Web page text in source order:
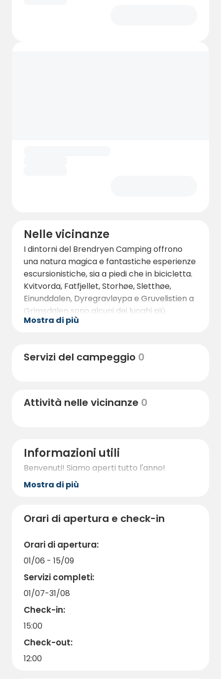
Nelle vicinanze
I dintorni del Brendryen Camping offrono
una natura magica e fantastiche esperienze
escursionistiche, sia a piedi che in bicicletta.
Kvitvorda, Fatfjellet, Storhøe, Sletthøe,
Einunddalen, Dyregravløypa e Gruvelistien a
Grimsdalen sono alcuni dei luoghi più
popolari. Se amate la montagna, Rondane e
Vi piace pescare? Potete tentare la fortuna
nei fiumi Grimsa, Folla, Glomma o nel
Mostra di più
Servizi del campeggio 0
Attività nelle vicinanze 0
Informazioni utili
Benvenuti! Siamo aperti tutto l'anno!
Mostra di più
Orari di apertura e check-in
Orari di apertura:
01/06 - 15/09
Servizi completi:
01/07-31/08
Check-in:
15:00
Check-out:
12:00